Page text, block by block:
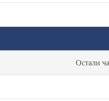
Остали